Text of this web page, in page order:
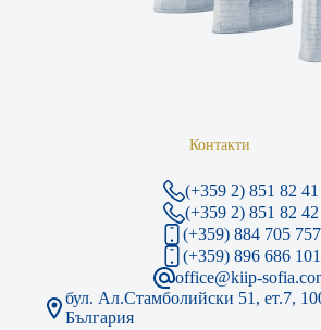
Контакти
(+359 2) 851 82 41
(+359 2) 851 82 42
(+359) 884 705 757
(+359) 896 686 101
office@kiip-
бул. Ал.Стамболийски 51, ет.7,
България